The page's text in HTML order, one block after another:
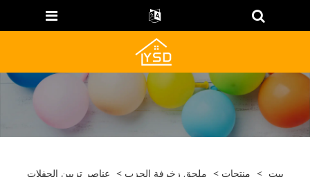
بيت > منتجات > ملحق زخرفة الحزب > عناصر تزيين الحفلات